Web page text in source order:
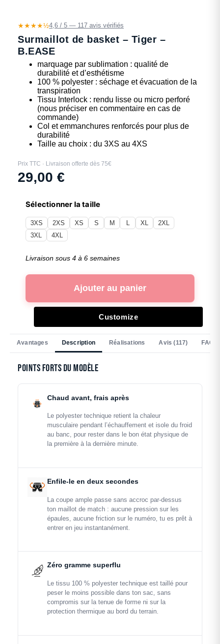
★★★★½4,6 / 5 — 117 avis vérifiés
Surmaillot de basket – Tiger –
B.EASE
marquage par sublimation : qualité de
durabilité et d’esthétisme
100 % polyester : séchage et évacuation de la
transpiration
Tissu Interlock : rendu lisse ou micro perforé
(nous préciser en commentaire en cas de
commande)
Col et emmanchures renforcés pour plus de
durabilité
Taille au choix : du 3XS au 4XS
Prix TTC · Livraison offerte dès 75€
29,00 €
Sélectionner la taille
3XS 2XS XS S M L XL
2XL
3XL
4XL
Livraison sous 4 à 6 semaines
Ajouter au panier
Customize
Avantages Description Réalisations Avis (117) FAQ
Points forts du modèle
Chaud avant, frais après
Le polyester technique retient la chaleur
musculaire pendant l’échauffement et isole du froid
au banc, pour rester dans le bon état physique de
la première à la dernière minute.
Enfile-le en deux secondes
La coupe ample passe sans accroc par-dessus
ton maillot de match : aucune pression sur les
épaules, aucune friction sur le numéro, tu es prêt à
entrer en jeu instantanément.
Zéro gramme superflu
Le tissu 100 % polyester technique est taillé pour
peser le moins possible dans ton sac, sans
compromis sur la tenue de forme ni sur la
protection thermique au bord du terrain.